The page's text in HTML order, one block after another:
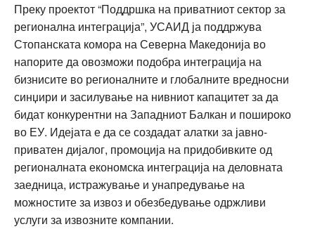
Преку проектот “Поддршка на приватниот сектор за
регионална интеграција”, УСАИД ја поддржува
Стопанската комора на Северна Македонија во
напорите да овозможи подобра интеграција на
бизнисите во регионалните и глобалните вредносни
синџири и засилување на нивниот капацитет за да
бидат конкурентни на Западниот Балкан и пошироко
во ЕУ. Идејата е да се создадат алатки за јавно-
приватен дијалог, промоција на придобивките од
регионалната економска интеграција на деловната
заедница, истражување и унапредување на
можностите за извоз и обезбедување одржливи
услуги за извозните компании.